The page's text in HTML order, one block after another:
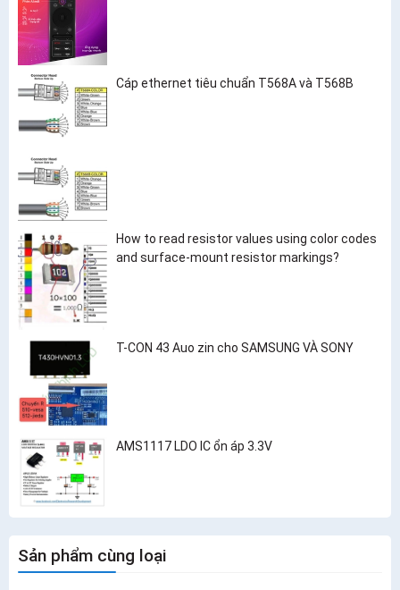
Cáp ethernet tiêu chuẩn T568A và T568B
How to read resistor values using color codes
and surface-mount resistor markings?
T-CON 43 Auo zin cho SAMSUNG VÀ SONY
AMS1117 LDO IC ổn áp 3.3V
Sản phẩm cùng loại